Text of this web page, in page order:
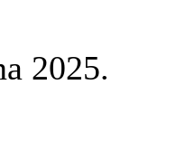
2025.